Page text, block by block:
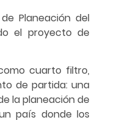
Planeación del
el proyecto de
cuarto filtro,
de partida: una
la planeación de
país donde los